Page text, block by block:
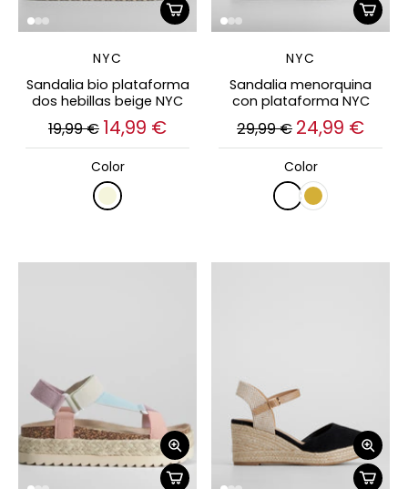
NYC
Sandalia bio plataforma
dos hebillas beige NYC
19,99 € 14,99 €
Color
NYC
Sandalia menorquina
con plataforma NYC
29,99 € 24,99 €
Color